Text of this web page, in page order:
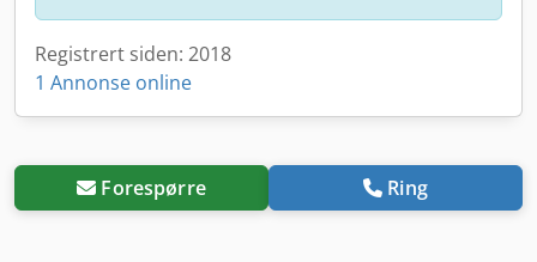
Registrert siden: 2018
1 Annonse online
Forespørre Ring